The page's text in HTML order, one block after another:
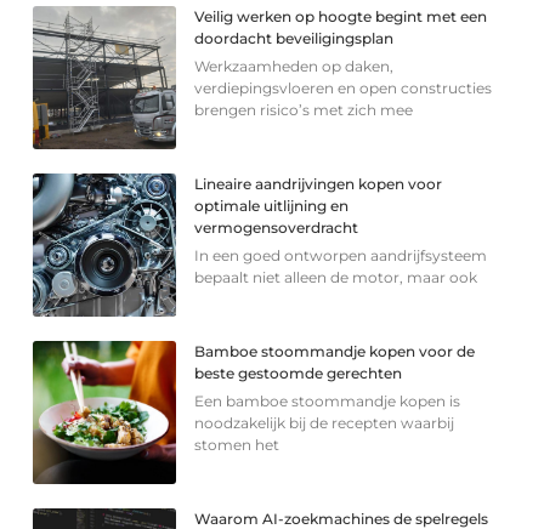
Veilig werken op hoogte begint met een
doordacht beveiligingsplan
Werkzaamheden op daken,
verdiepingsvloeren en open constructies
brengen risico’s met zich mee
Lineaire aandrijvingen kopen voor
optimale uitlijning en
vermogensoverdracht
In een goed ontworpen aandrijfsysteem
bepaalt niet alleen de motor, maar ook
Bamboe stoommandje kopen voor de
beste gestoomde gerechten
Een bamboe stoommandje kopen is
noodzakelijk bij de recepten waarbij
stomen het
Waarom AI-zoekmachines de spelregels